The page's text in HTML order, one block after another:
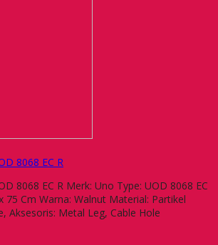
8068 EC R
8068 EC R Merk: Uno Type: UOD 8068 EC
75 Cm Warna: Walnut Material: Partikel
Aksesoris: Metal Leg, Cable Hole